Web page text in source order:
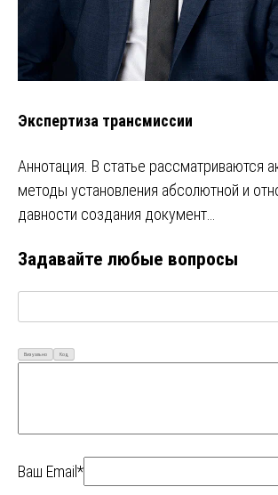
Экспертиза трансмиссии
Аннотация. В статье рассматриваются
методы установления абсолютной и
давности создания документ…
Задавайте любые вопросы
Визуально Код
Ваш Email*